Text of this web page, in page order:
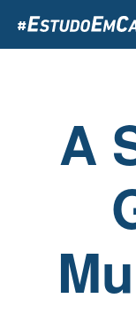
para
o
A